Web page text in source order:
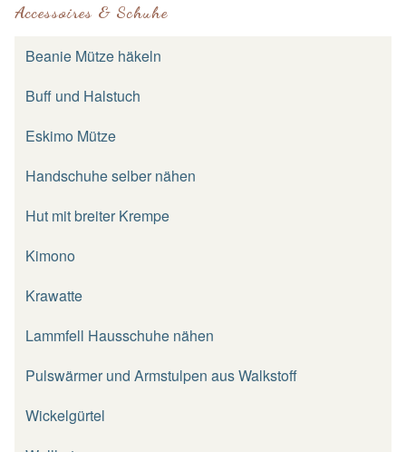
Accessoires & Schuhe
Beanie Mütze häkeln
Buff und Halstuch
Eskimo Mütze
Handschuhe selber nähen
Hut mit breiter Krempe
Kimono
Krawatte
Lammfell Hausschuhe nähen
Pulswärmer und Armstulpen aus Walkstoff
Wickelgürtel